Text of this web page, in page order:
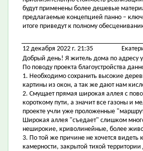
будут применены более дешевые
предлагаемые концепцией панно –
итоге приведут к полному
12 декабря 2022 г. 21:35
Добрый день! Я житель дома по адресу
По поводу проекта благоустройства
1. Необходимо сохранить высокие
картины из окон, а так же дают нам
2. Смущает прямая широкая аллея с
короткому пути, а значит все газоны и
проекте учли уже проложенные
Широкая аллея "съедает" слишком
неширокие, криволинейные, более
3. По той же причине не хочется видеть
камерности, закрытой тихой